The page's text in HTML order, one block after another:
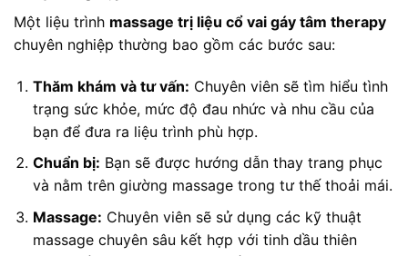
Một liệu trình massage trị liệu cổ vai gáy tâm therapy
chuyên nghiệp thường bao gồm các bước sau:
Thăm khám và tư vấn: Chuyên viên sẽ tìm hiểu tình
trạng sức khỏe, mức độ đau nhức và nhu cầu của
bạn để đưa ra liệu trình phù hợp.
Chuẩn bị: Bạn sẽ được hướng dẫn thay trang phục
và nằm trên giường massage trong tư thế thoải mái.
Massage: Chuyên viên sẽ sử dụng các kỹ thuật
massage chuyên sâu kết hợp với tinh dầu thiên